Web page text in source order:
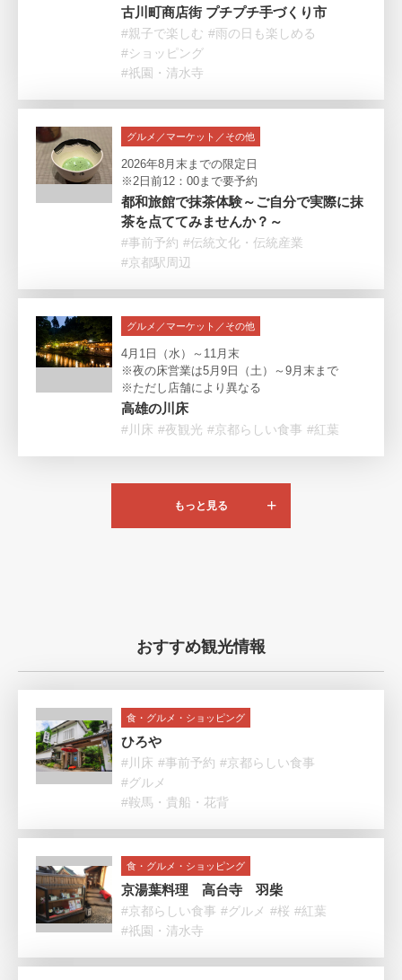
古川町商店街 プチプチ手づくり市
#親子で楽しむ #雨の日も楽しめる
#ショッピング
#祇園・清水寺
グルメ／マーケット／その他
2026年8月末までの限定日
※2日前12：00まで要予約
都和旅館で抹茶体験～ご自分で実際に抹
茶を点ててみませんか？～
#事前予約 #伝統文化・伝統産業
#京都駅周辺
グルメ／マーケット／その他
4月1日（水）～11月末
※夜の床営業は5月9日（土）～9月末まで
※ただし店舗により異なる
高雄の川床
#川床 #夜観光 #京都らしい食事 #紅葉
もっと見る
おすすめ観光情報
食・グルメ・ショッピング
ひろや
#川床 #事前予約 #京都らしい食事
#グルメ
#鞍馬・貴船・花背
食・グルメ・ショッピング
京湯葉料理 高台寺 羽柴
#京都らしい食事 #グルメ #桜 #紅葉
#祇園・清水寺